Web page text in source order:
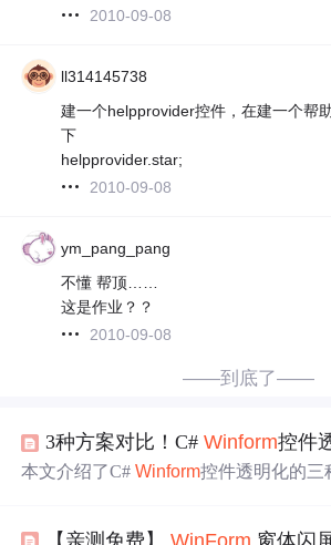
2010-09-08
ll314145738
建一个helpprovider控件，在建一个帮
下
helpprovider.star;
2010-09-08
ym_pang_pang
不懂 帮顶……
这是作业？？
2010-09-08
——到底了——
3种方案对比！C#Winform控件
本文介绍了C#Winform控件透明化的三
【亲测免费】WinForm 窗体闪屏彻底解